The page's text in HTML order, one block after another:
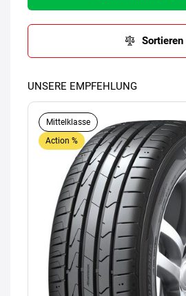
Sortieren
UNSERE EMPFEHLUNG
Mittelklasse
Action %